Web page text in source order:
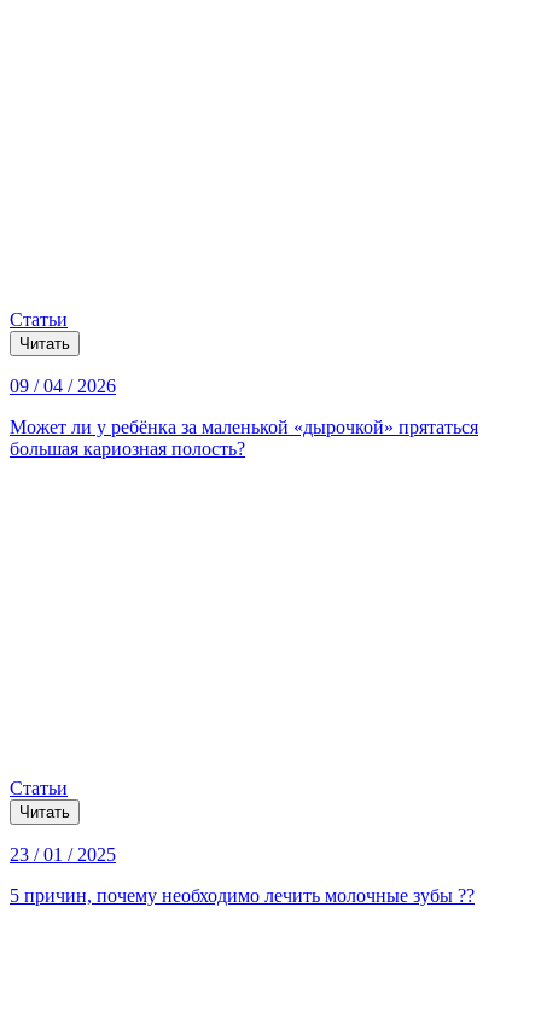
Статьи
Читать
09 / 04 / 2026
Может ли у ребёнка за маленькой «дырочкой» прятаться
большая кариозная полость?
Статьи
Читать
23 / 01 / 2025
5 причин, почему необходимо лечить молочные зубы ??